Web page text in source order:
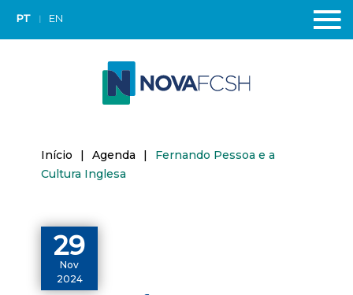
PT EN
Início | Agenda |
Fernando Pessoa e a
Cultura Inglesa
29
Nov
2024